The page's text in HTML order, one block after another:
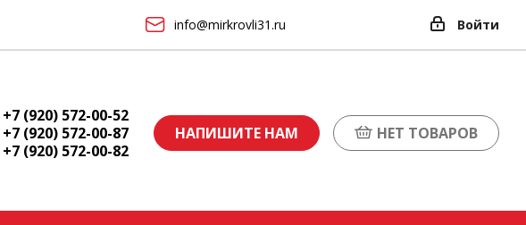
info@mirkrovli31.ru Войти
+7 (920) 572-00-52
+7 (920) 572-00-87
+7 (920) 572-00-82
НАПИШИТЕ НАМ НЕТ ТОВАРОВ